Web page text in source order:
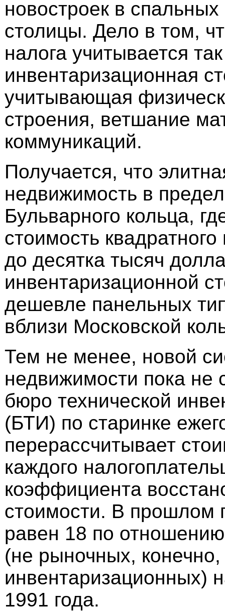
новостроек в
столицы. Дело в том,
налога учитывается
инвентаризационная
учитывающая
строения, ветшание
коммуникаций.
Получается, что
недвижимость в
Бульварного кольца,
стоимость
до десятка тысяч
инвентаризационной
дешевле панельных
вблизи Московской
Тем не менее, новой
недвижимости пока не
бюро технической
(БТИ) по старинке
перерассчитывает
каждого
коэффициента
стоимости. В прошлом
равен 18 по
(не рыночных, конечно,
инвентаризационных)
1991 года.